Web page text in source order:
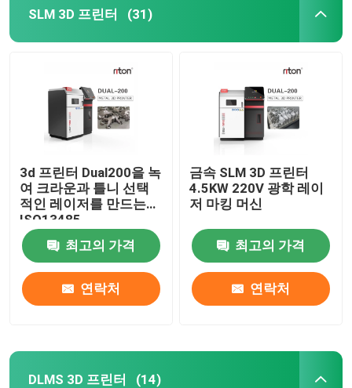
회사 소개
접촉
SLM 3D 프린터 (31)
3d 프린터 Dual200을 녹
여 크라운과 틀니 선택
적인 레이저를 만드는
ISO13485
최고의 가격
연락처
금속 SLM 3D 프린터
4.5KW 220V 광학 레이
저 마킹 머신
최고의 가격
연락처
DLMS 3D 프린터 (14)